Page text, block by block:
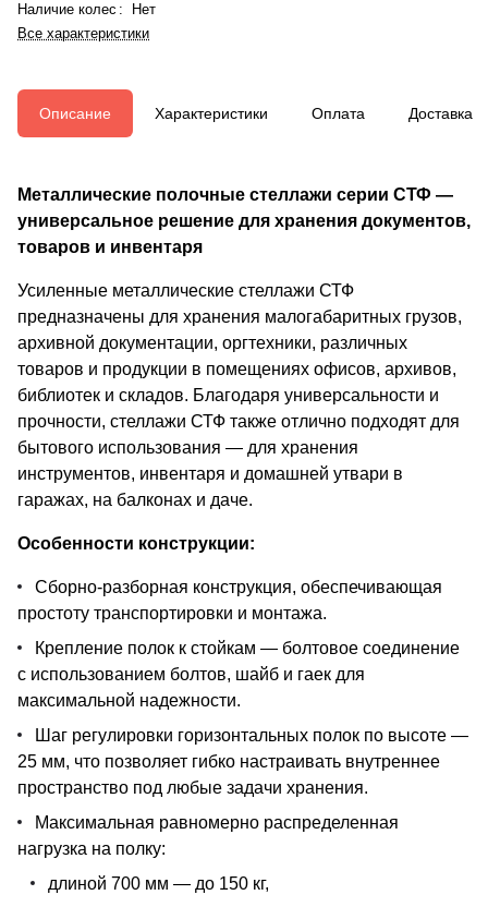
Наличие колес :
Нет
Все характеристики
Описание Характеристики Оплата Доставка
Металлические полочные стеллажи серии СТФ —
универсальное решение для хранения документов,
товаров и инвентаря
Усиленные металлические стеллажи СТФ
предназначены для хранения малогабаритных грузов,
архивной документации, оргтехники, различных
товаров и продукции в помещениях офисов, архивов,
библиотек и складов. Благодаря универсальности и
прочности, стеллажи СТФ также отлично подходят для
бытового использования — для хранения
инструментов, инвентаря и домашней утвари в
гаражах, на балконах и даче.
Особенности конструкции:
Сборно-разборная конструкция, обеспечивающая
простоту транспортировки и монтажа.
Крепление полок к стойкам — болтовое соединение
с использованием болтов, шайб и гаек для
максимальной надежности.
Шаг регулировки горизонтальных полок по высоте —
25 мм, что позволяет гибко настраивать внутреннее
пространство под любые задачи хранения.
Максимальная равномерно распределенная
нагрузка на полку:
длиной 700 мм — до 150 кг,